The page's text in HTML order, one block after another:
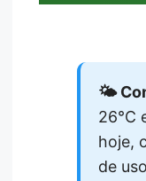
🌤️
26°C
hoje,
de